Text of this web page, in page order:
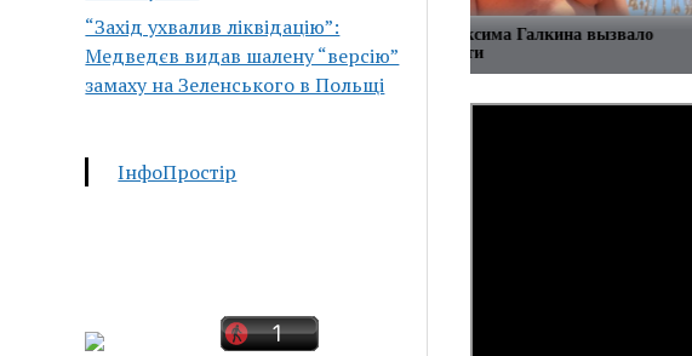
“Захід ухвалив ліквідацію”:
Медведєв видав шалену “версію”
замаху на Зеленського в Польщі
ІнфоПростір
телеграм каналов в одном
Фото дочери Максима Галкина вызвало
обсуждения в Сети